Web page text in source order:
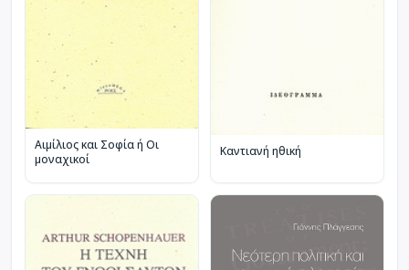
Αιμίλιος και Σοφία ή Οι
μοναχικοί
Καντιανή ηθική